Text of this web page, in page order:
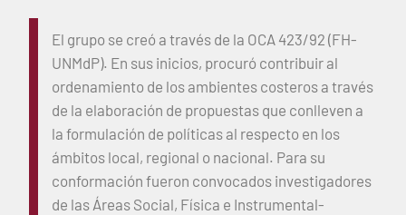
El grupo se creó a través de la OCA 423/92 (FH-
UNMdP). En sus inicios, procuró contribuir al
ordenamiento de los ambientes costeros a través
de la elaboración de propuestas que conlleven a
la formulación de políticas al respecto en los
ámbitos local, regional o nacional. Para su
conformación fueron convocados investigadores
de las Áreas Social, Física e Instrumental-